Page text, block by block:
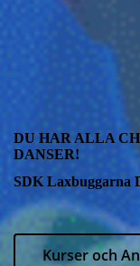
DU HAR ALLA
DANSER!
SDK Laxbuggarna
Kurser och